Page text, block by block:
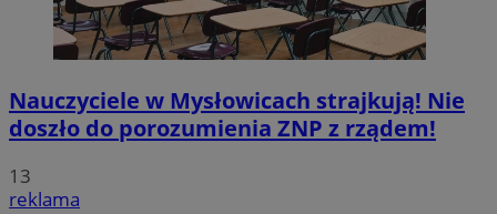
Nauczyciele w Mysłowicach strajkują! Nie
doszło do porozumienia ZNP z rządem!
13
reklama